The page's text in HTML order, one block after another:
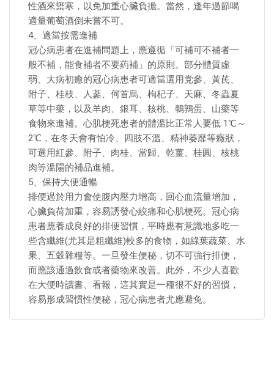
性酒來禦寒，以免加重心臟負擔。當然，逢年過節喝
適量葡萄酒倒未嘗不可。
4、適當按需進補
冠心病患者在進補問題上，應遵循「可補可不補者一
般不補，能食補者不要葯補」的原則。部分體質虛
弱、大病初癒的冠心病患者可適當選用党參、黃芪、
附子、桂枝、人蔘、何首烏、枸杞子、天麻、冬蟲夏
草等中藥，以及羊肉、銀耳、核桃、鵪鶉蛋、山藥等
食物來進補。心肌梗死患者的體溫比正常人要低 1℃～
2℃，在冬天會有怕冷、四肢不溫、精神萎靡等癥狀，
可選用紅參、附子、肉桂、當歸、乾薑、桂圓、核桃
肉等溫陽的補品進補。
5、保持大便通暢
排便過於用力會使腹內壓力增高，回心血流量增加，
心臟負荷加重，容易誘發心絞痛和心肌梗死。冠心病
患者應養成良好的排便習慣，平時應有意識地多吃一
些含纖維(尤其是粗纖維)較多的食物，如綠葉蔬菜、水
果、五穀雜糧等。一旦發生便秘，切不可強行排便，
而應該通過飲食或者藥物來改善。此外，不少人喜歡
在大便時讀書、看報，這其實是一種很不好的習慣，
容易形成習慣性便秘，冠心病患者尤應避免。